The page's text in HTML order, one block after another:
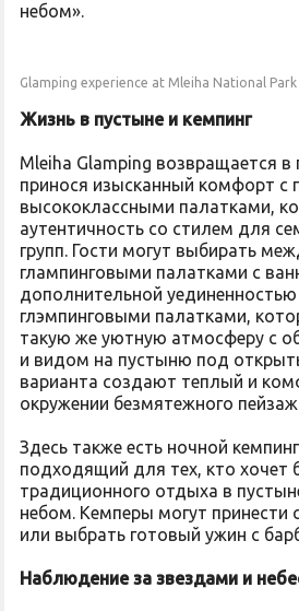
небом».
Glamping experience at Mleiha National Park
Жизнь в пустыне и кемпинг
Mleiha Glamping возвращается
принося изысканный комфорт с
высококлассными палатками,
аутентичность со стилем для
групп. Гости могут выбирать
глампинговыми палатками с
дополнительной
глэмпинговыми палатками,
такую же уютную атмосферу с
и видом на пустыню под
варианта создают теплый и
окружении безмятежного
Здесь также есть ночной
подходящий для тех, кто хочет
традиционного отдыха в
небом. Кемперы могут принести
или выбрать готовый ужин с
Наблюдение за звездами и